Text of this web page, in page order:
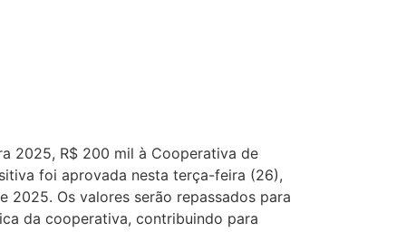
2025, R$ 200 mil à Cooperativa de
foi aprovada nesta terça-feira (26),
2025. Os valores serão repassados para
da cooperativa, contribuindo para